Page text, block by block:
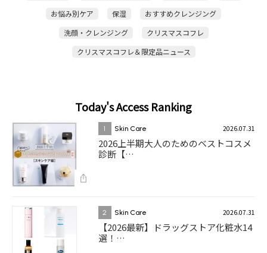
お悩み別ケア
保湿
おすすめクレンジング
洗顔・クレンジング
クリスマスコフレ
クリスマスコフレ＆限定品ニュース
Today's Access Ranking
1 Skin Care 2026.07.31
2026上半期大人のためのベストコスメ
診断【…
2 Skin Care 2026.07.31
【2026最新】ドラッグストア化粧水14
選！…